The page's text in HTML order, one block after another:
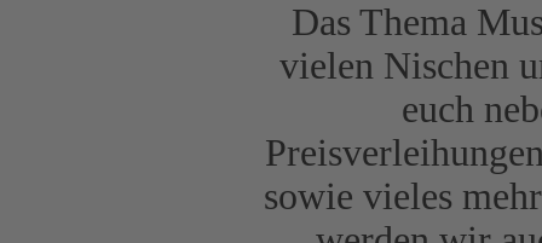
Das Thema
vielen Nischen
euch
sowie vieles